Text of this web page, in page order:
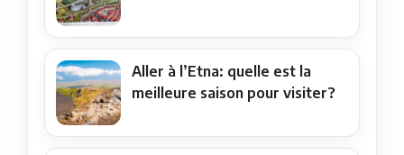
Aller à l’Etna: quelle est la
meilleure saison pour visiter?